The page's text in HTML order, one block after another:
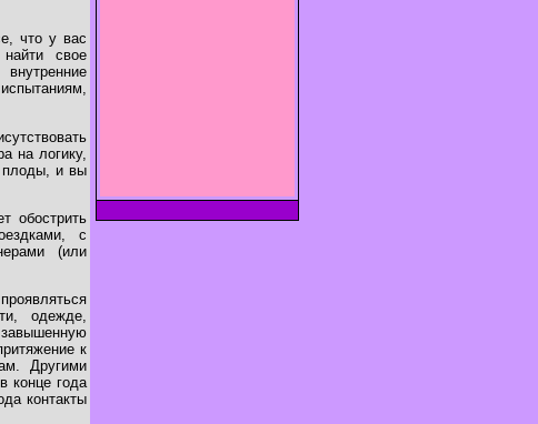
что у вас
свое
на логику,
плоды, и вы
обострить
с
(или
одежде,
к
Другими
конце года
контакты